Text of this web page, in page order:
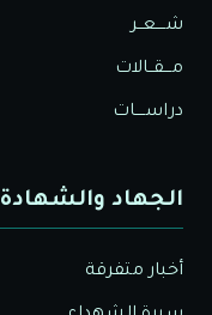
شــــعــر
مـــقــالات
دراســــات
الجهاد والشهادة
أخبار متفرقة